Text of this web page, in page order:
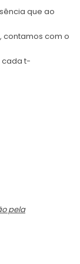
que ao
contamos com o
cada t-
pela